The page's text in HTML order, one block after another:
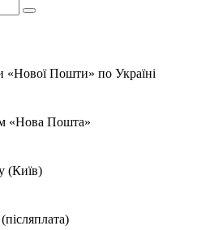
«Нової Пошти» по Україні
«Нова Пошта»
(Київ)